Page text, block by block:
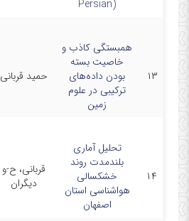
Persian)‎
۱۳
همبستگی کاذب و
خاصیت بسته
بودن داده‌های
ترکیبی در علوم
زمین
حمید قربانی
۱۴
تحلیل آماری
بلندمدت روند
خشکسالی
هواشناسی استان
اصفهان
قربانی، ح-و
دیگران